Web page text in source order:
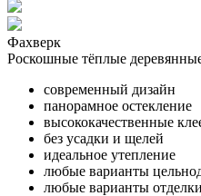
Фахверк
Роскошные тёплые
современный дизайн
панорамное остекление
высококачественные
без усадки и щелей
идеальное утепление
любые варианты
любые варианты отделки